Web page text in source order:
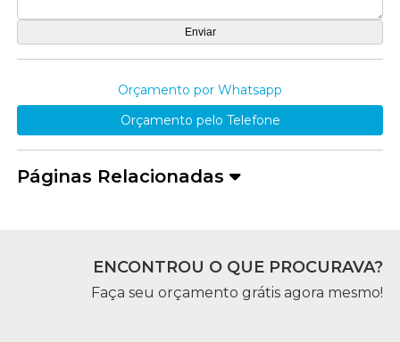
Orçamento por Whatsapp
Orçamento pelo Telefone
Páginas Relacionadas
ENCONTROU O QUE PROCURAVA?
Faça seu orçamento grátis agora mesmo!